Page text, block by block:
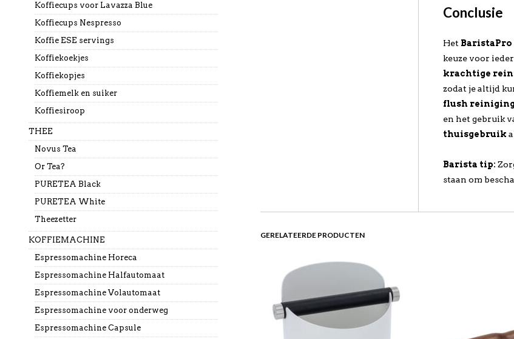
Conclusie
Het BaristaPro
keuze voor
krachtige
zodat je altijd
flush
en het gebruik
thuisgebruik
Barista tip:
staan om
GERELATEERDE PRODUCTEN
Koffiecups voor Lavazza Blue
Koffiecups Nespresso
Koffie ESE servings
Koffiekoekjes
Koffiekopjes
Koffiemelk en suiker
Koffiesiroop
THEE
Novus Tea
Or Tea?
PURETEA Black
PURETEA White
Theezetter
KOFFIEMACHINE
Espressomachine Horeca
Espressomachine Halfautomaat
Espressomachine Volautomaat
Espressomachine voor onderweg
Espressomachine Capsule